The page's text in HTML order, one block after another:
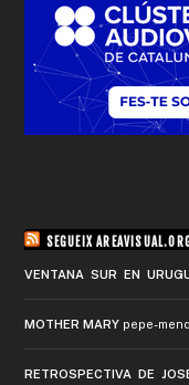
SEGUEIX
VENTANA SUR EN
MOTHER MARY pepe-
RETROSPECTIVA DE